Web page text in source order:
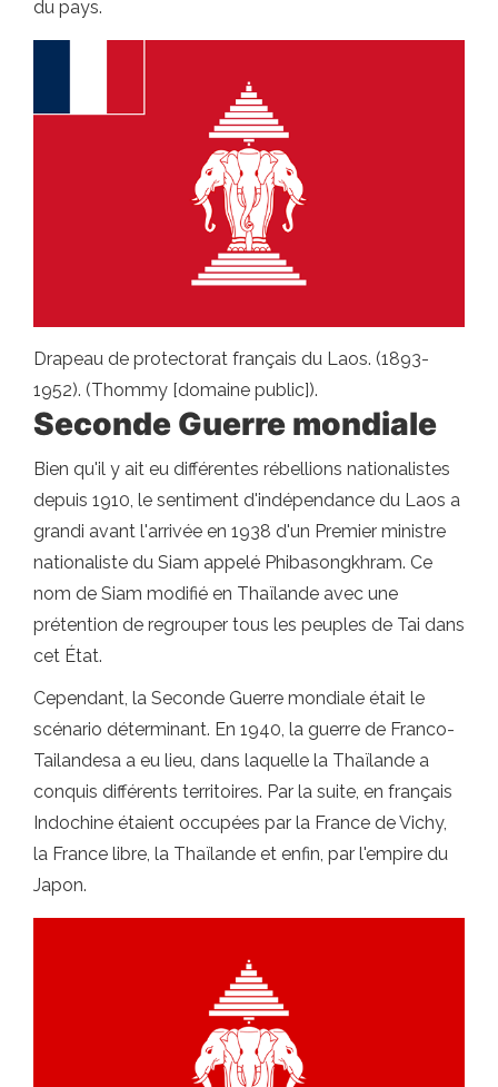
du pays.
Drapeau de protectorat français du Laos. (1893-
1952). (Thommy [domaine public]).
Seconde Guerre mondiale
Bien qu'il y ait eu différentes rébellions nationalistes
depuis 1910, le sentiment d'indépendance du Laos a
grandi avant l'arrivée en 1938 d'un Premier ministre
nationaliste du Siam appelé Phibasongkhram. Ce
nom de Siam modifié en Thaïlande avec une
prétention de regrouper tous les peuples de Tai dans
cet État.
Cependant, la Seconde Guerre mondiale était le
scénario déterminant. En 1940, la guerre de Franco-
Tailandesa a eu lieu, dans laquelle la Thaïlande a
conquis différents territoires. Par la suite, en français
Indochine étaient occupées par la France de Vichy,
la France libre, la Thaïlande et enfin, par l'empire du
Japon.